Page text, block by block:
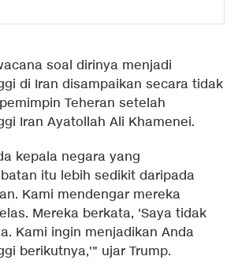
soal dirinya menjadi
di Iran disampaikan secara tidak
Teheran setelah
Iran Ayatollah Ali Khamenei.
kepala negara yang
itu lebih sedikit daripada
Kami mendengar mereka
Mereka berkata, 'Saya tidak
Kami ingin menjadikan Anda
berikutnya,'" ujar Trump.